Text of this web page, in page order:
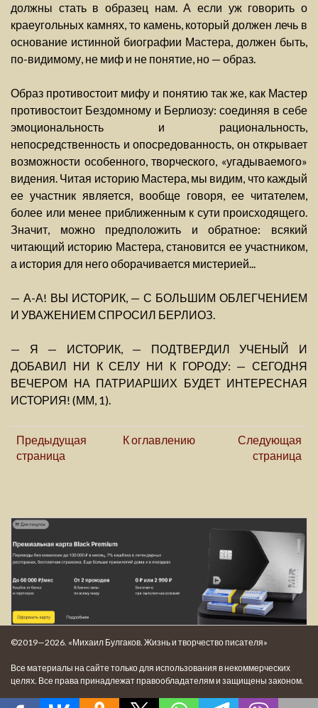
должны стать в образец нам. А если уж говорить о
краеугольных камнях, то камень, который должен лечь в
основание истинной биографии Мастера, должен быть,
по-видимому, не миф и не понятие, но — образ.
Образ противостоит мифу и понятию так же, как Мастер
противостоит Бездомному и Берлиозу: соединяя в себе
эмоциональность и рациональность,
непосредственность и опосредованность, он открывает
возможности особенного, творческого, «угадываемого»
видения. Читая историю Мастера, мы видим, что каждый
ее участник является, вообще говоря, ее читателем,
более или менее приближенным к сути происходящего.
Значит, можно предположить и обратное: всякий
читающий историю Мастера, становится ее участником,
а история для него оборачивается мистерией...
— А-А! ВЫ ИСТОРИК, — С БОЛЬШИМ ОБЛЕГЧЕНИЕМ
И УВАЖЕНИЕМ СПРОСИЛ БЕРЛИОЗ.
— Я — ИСТОРИК, — ПОДТВЕРДИЛ УЧЕНЫЙ И
ДОБАВИЛ НИ К СЕЛУ НИ К ГОРОДУ: — СЕГОДНЯ
ВЕЧЕРОМ НА ПАТРИАРШИХ БУДЕТ ИНТЕРЕСНАЯ
ИСТОРИЯ! (ММ, 1).
Предыдущая
страница
К оглавлению
Следующая
страница
©2019—2026. «Михаил Булгаков. Жизнь и творчество писателя»
Все материалы на сайте только для использования в некоммерческих
целях. Все права принадлежат правообладателям и защищены законом.